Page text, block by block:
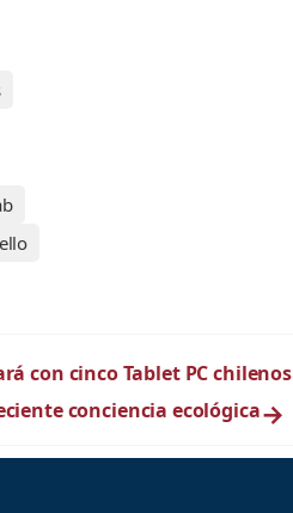
con cinco Tablet PC chilenos
conciencia ecológica→